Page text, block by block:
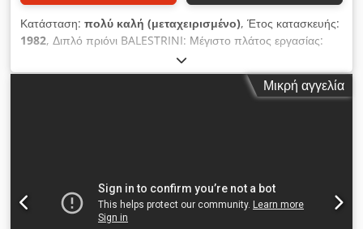
Κατάσταση: πολύ καλή (μεταχειρισμένο), Έτος κατασκευής:
1982, Διπλό πριόνι BALESTRINI: Μέγιστο πλάτος εργασίας:
360 mm Μέγιστο ύψος εργασίας: 120 mm Ελάχιστο μήκος
εργασίας: 240 mm 2 άξονες με κινητήρες 2 x 7,5 HP Κινητήρας
προώθησης: 1 HP Βάρος: 1.100 kg 2 ταινίες επιστροφής
Μικρή αγγελία